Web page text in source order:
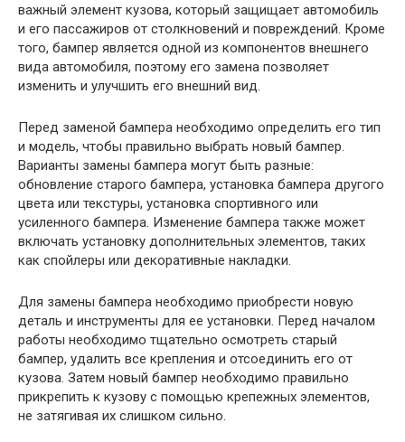
важный элемент кузова, который защищает автомобиль
и его пассажиров от столкновений и повреждений. Кроме
того, бампер является одной из компонентов внешнего
вида автомобиля, поэтому его замена позволяет
изменить и улучшить его внешний вид.
Перед заменой бампера необходимо определить его тип
и модель, чтобы правильно выбрать новый бампер.
Варианты замены бампера могут быть разные:
обновление старого бампера, установка бампера другого
цвета или текстуры, установка спортивного или
усиленного бампера. Изменение бампера также может
включать установку дополнительных элементов, таких
как спойлеры или декоративные накладки.
Для замены бампера необходимо приобрести новую
деталь и инструменты для ее установки. Перед началом
работы необходимо тщательно осмотреть старый
бампер, удалить все крепления и отсоединить его от
кузова. Затем новый бампер необходимо правильно
прикрепить к кузову с помощью крепежных элементов,
не затягивая их слишком сильно.